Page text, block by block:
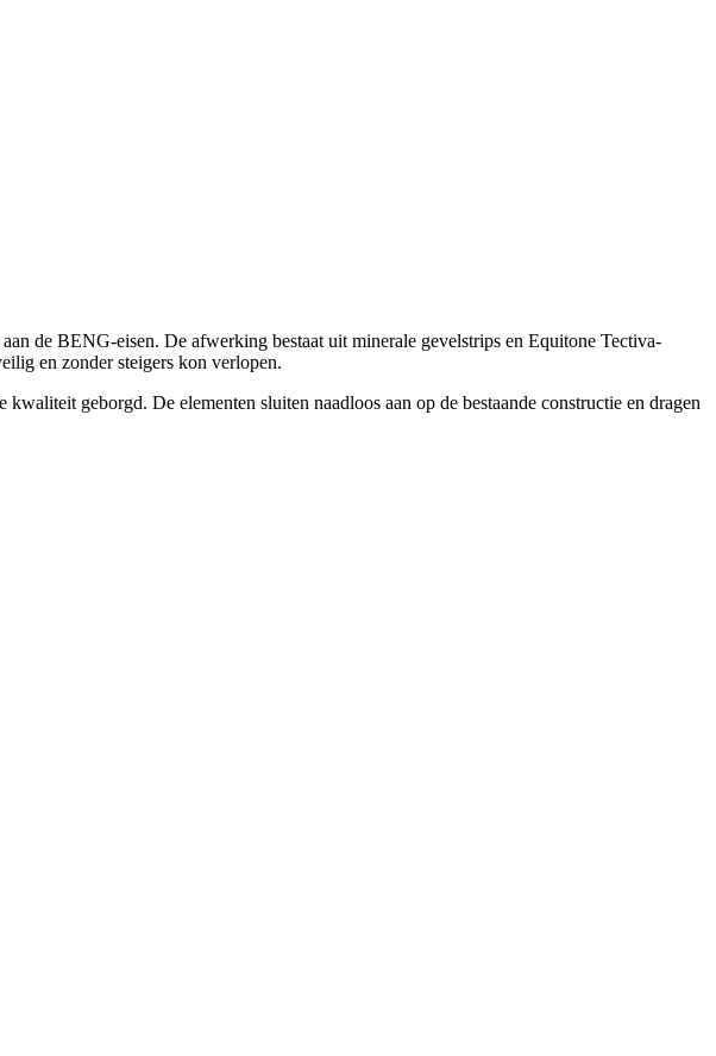
de BENG-eisen. De afwerking bestaat uit minerale gevelstrips en Equitone Tectiva-
en zonder steigers kon verlopen.
geborgd. De elementen sluiten naadloos aan op de bestaande constructie en dragen